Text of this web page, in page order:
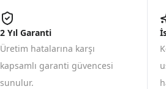
2 Yıl Garanti
Üretim hatalarına karşı
kapsamlı garanti güvencesi
sunulur.